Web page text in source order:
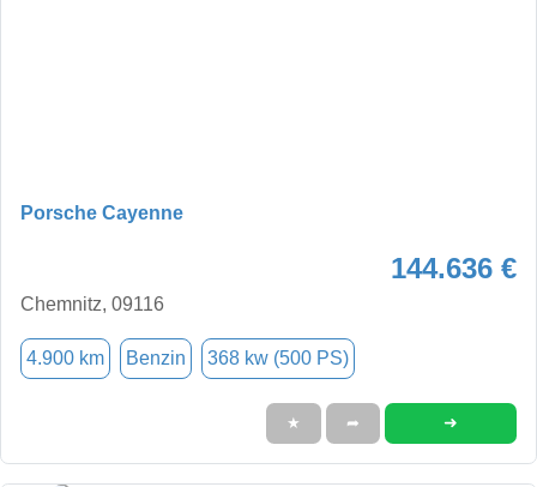
Porsche Cayenne
144.636 €
Chemnitz, 09116
4.900 km Benzin 368 kw (500 PS)
★ ➦ ➜